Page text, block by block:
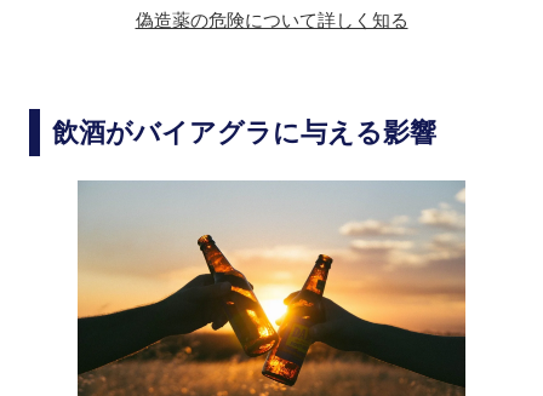
偽造薬の危険について詳しく知る
飲酒がバイアグラに与える影響